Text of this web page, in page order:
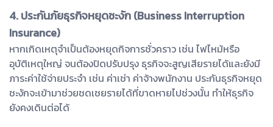
4. ประกันภัยธุรกิจหยุดชะงัก (Business Interruption
Insurance)
หากเกิดเหตุจำเป็นต้องหยุดกิจการชั่วคราว เช่น ไฟไหม้หรือ
อุบัติเหตุใหญ่ จนต้องปิดปรับปรุง ธุรกิจจะสูญเสียรายได้และยังมี
ภาระค่าใช้จ่ายประจำ เช่น ค่าเช่า ค่าจ้างพนักงาน ประกันธุรกิจหยุด
ชะงักจะเข้ามาช่วยชดเชยรายได้ที่ขาดหายไปช่วงนั้น ทำให้ธุรกิจ
ยังคงเดินต่อได้